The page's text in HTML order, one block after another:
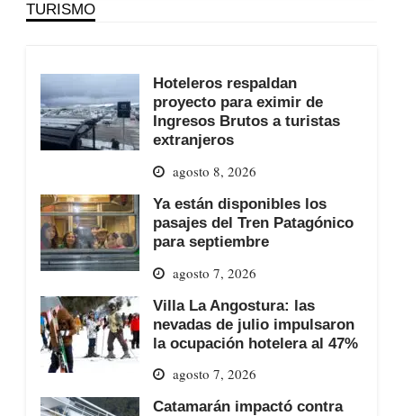
TURISMO
Hoteleros respaldan
proyecto para eximir de
Ingresos Brutos a turistas
extranjeros
agosto 8, 2026
Ya están disponibles los
pasajes del Tren Patagónico
para septiembre
agosto 7, 2026
Villa La Angostura: las
nevadas de julio impulsaron
la ocupación hotelera al 47%
agosto 7, 2026
Catamarán impactó contra